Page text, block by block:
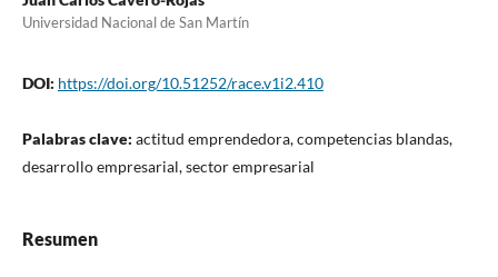
Universidad Nacional de San Martín
DOI: https://doi.org/10.51252/race.v1i2.410
Palabras clave: actitud emprendedora, competencias blandas,
desarrollo empresarial, sector empresarial
Resumen